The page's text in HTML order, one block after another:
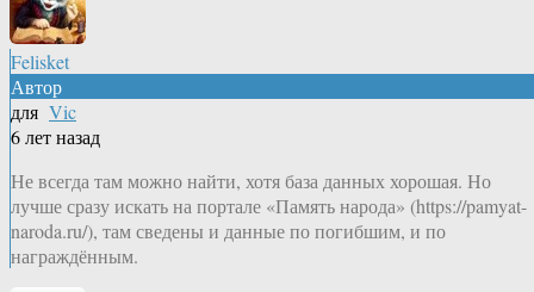
Felisket
Автор
для Vic
6 лет назад
Не всегда там можно найти, хотя база данных хорошая. Но
лучше сразу искать на портале «Память народа» (https://pamyat-
naroda.ru/), там сведены и данные по погибшим, и по
награждённым.